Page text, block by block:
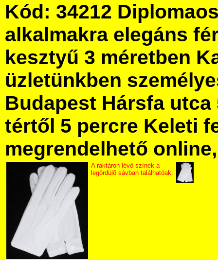
Kód: 34212
alkalmakra elegáns
kesztyű 3 méretben
üzletünkben
Budapest Hársfa utca
tértől 5 percre Keleti
megrendelhető
A raktáron lévő színek a
legördülő sávban találhatóak.